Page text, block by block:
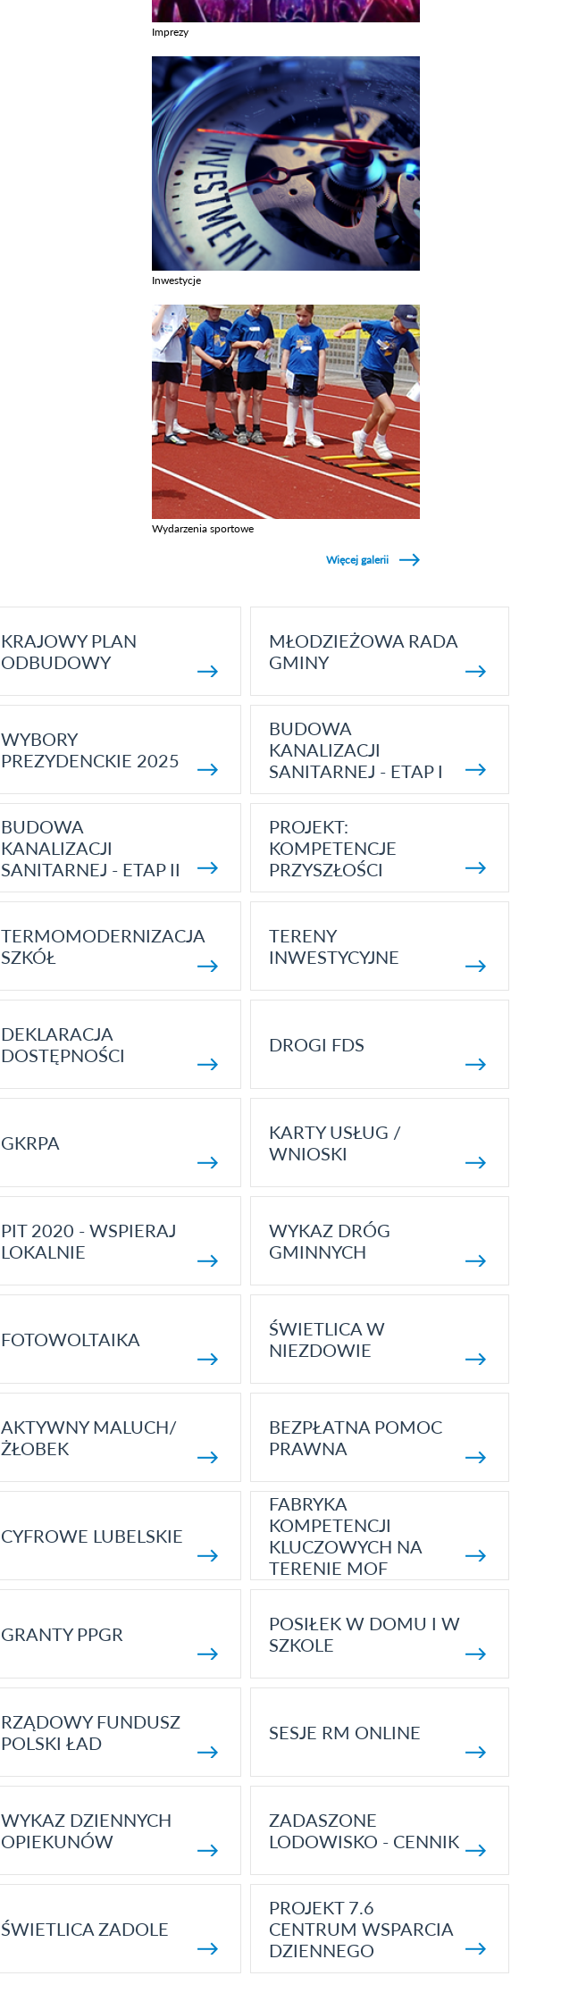
Imprezy
Inwestycje
Wydarzenia sportowe
Więcej galerii
KRAJOWY PLAN
ODBUDOWY
MŁODZIEŻOWA RADA
GMINY
WYBORY
PREZYDENCKIE 2025
BUDOWA
KANALIZACJI
SANITARNEJ - ETAP I
BUDOWA
KANALIZACJI
SANITARNEJ - ETAP II
PROJEKT:
KOMPETENCJE
PRZYSZŁOŚCI
TERMOMODERNIZACJA
SZKÓŁ
TERENY
INWESTYCYJNE
DEKLARACJA
DOSTĘPNOŚCI
DROGI FDS
GKRPA
KARTY USŁUG /
WNIOSKI
PIT 2020 - WSPIERAJ
LOKALNIE
WYKAZ DRÓG
GMINNYCH
FOTOWOLTAIKA
ŚWIETLICA W
NIEZDOWIE
AKTYWNY MALUCH/
ŻŁOBEK
BEZPŁATNA POMOC
PRAWNA
CYFROWE LUBELSKIE
FABRYKA
KOMPETENCJI
KLUCZOWYCH NA
TERENIE MOF
GRANTY PPGR
POSIŁEK W DOMU I W
SZKOLE
RZĄDOWY FUNDUSZ
POLSKI ŁAD
SESJE RM ONLINE
WYKAZ DZIENNYCH
OPIEKUNÓW
ZADASZONE
LODOWISKO - CENNIK
ŚWIETLICA ZADOLE
PROJEKT 7.6
CENTRUM WSPARCIA
DZIENNEGO